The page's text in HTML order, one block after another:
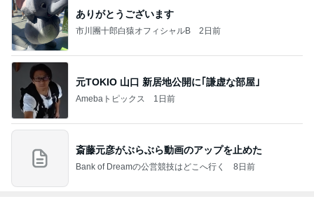
ありがとうございます
市川團十郎白猿オフィシャルB 2日前
元TOKIO 山口 新居地公開に｢謙虚な部屋｣
Amebaトピックス 1日前
斎藤元彦がぶらぶら動画のアップを止めた
Bank of Dreamの公営競技はどこへ行く 8日前